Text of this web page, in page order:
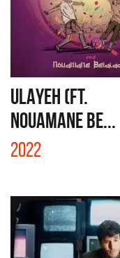
ULAYEH (FT.
NOUAMANE BE...
2022